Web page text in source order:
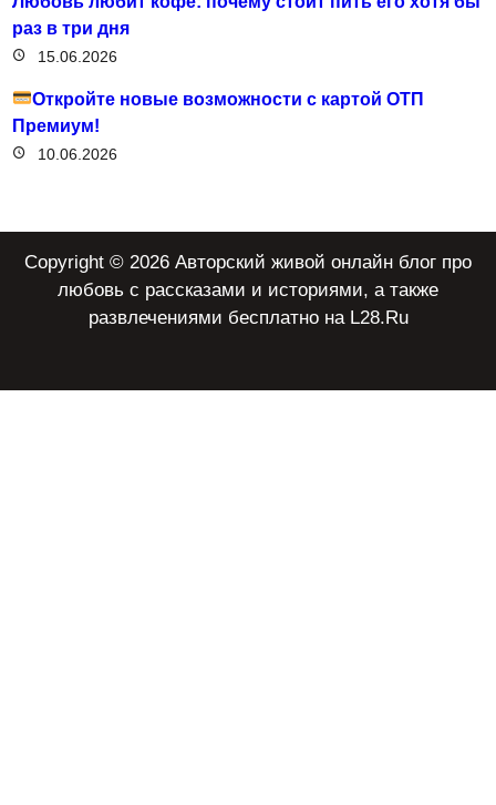
раз в три дня
15.06.2026
Откройте новые возможности с картой ОТП
Премиум!
10.06.2026
Copyright © 2026 Авторский живой онлайн блог про
любовь с рассказами и историями, а также
развлечениями бесплатно на L28.Ru